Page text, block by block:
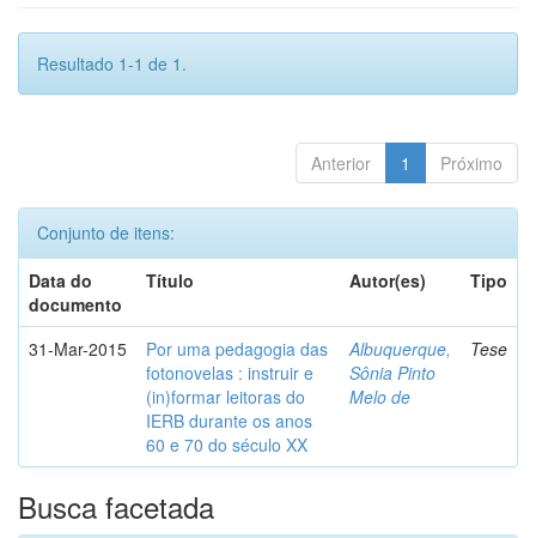
Resultado 1-1 de 1.
Anterior 1 Próximo
Conjunto de itens:
Data do
documento
Título Autor(es) Tipo
31-Mar-2015
Por uma pedagogia das
fotonovelas : instruir e
(in)formar leitoras do
IERB durante os anos
60 e 70 do século XX
Albuquerque,
Sônia Pinto
Melo de
Tese
Busca facetada